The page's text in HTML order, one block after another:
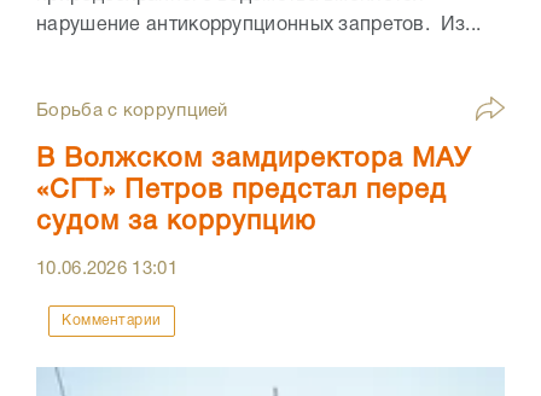
нарушение антикоррупционных запретов. Из...
Борьба с коррупцией
В Волжском замдиректора МАУ
«СГТ» Петров предстал перед
судом за коррупцию
10.06.2026 13:01
Комментарии